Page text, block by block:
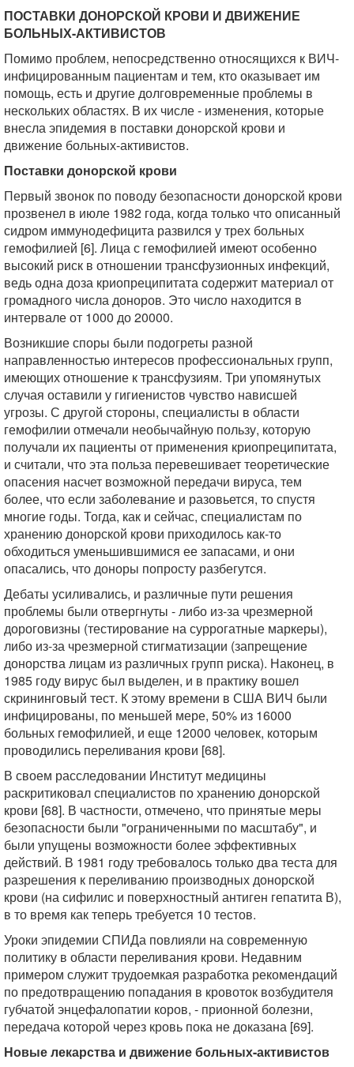
ПОСТАВКИ ДОНОРСКОЙ КРОВИ И ДВИЖЕНИЕ
БОЛЬНЫХ-АКТИВИСТОВ
Помимо проблем, непосредственно относящихся к ВИЧ-
инфицированным пациентам и тем, кто оказывает им
помощь, есть и другие долговременные проблемы в
нескольких областях. В их числе - изменения, которые
внесла эпидемия в поставки донорской крови и
движение больных-активистов.
Поставки донорской крови
Первый звонок по поводу безопасности донорской крови
прозвенел в июле 1982 года, когда только что описанный
сидром иммунодефицита развился у трех больных
гемофилией [6]. Лица с гемофилией имеют особенно
высокий риск в отношении трансфузионных инфекций,
ведь одна доза криопреципитата содержит материал от
громадного числа доноров. Это число находится в
интервале от 1000 до 20000.
Возникшие споры были подогреты разной
направленностью интересов профессиональных групп,
имеющих отношение к трансфузиям. Три упомянутых
случая оставили у гигиенистов чувство нависшей
угрозы. С другой стороны, специалисты в области
гемофилии отмечали необычайную пользу, которую
получали их пациенты от применения криопреципитата,
и считали, что эта польза перевешивает теоретические
опасения насчет возможной передачи вируса, тем
более, что если заболевание и разовьется, то спустя
многие годы. Тогда, как и сейчас, специалистам по
хранению донорской крови приходилось как-то
обходиться уменьшившимися ее запасами, и они
опасались, что доноры попросту разбегутся.
Дебаты усиливались, и различные пути решения
проблемы были отвергнуты - либо из-за чрезмерной
дороговизны (тестирование на суррогатные маркеры),
либо из-за чрезмерной стигматизации (запрещение
донорства лицам из различных групп риска). Наконец, в
1985 году вирус был выделен, и в практику вошел
скрининговый тест. К этому времени в США ВИЧ были
инфицированы, по меньшей мере, 50% из 16000
больных гемофилией, и еще 12000 человек, которым
проводились переливания крови [68].
В своем расследовании Институт медицины
раскритиковал специалистов по хранению донорской
крови [68]. В частности, отмечено, что принятые меры
безопасности были "ограниченными по масштабу", и
были упущены возможности более эффективных
действий. В 1981 году требовалось только два теста для
разрешения к переливанию производных донорской
крови (на сифилис и поверхностный антиген гепатита В),
в то время как теперь требуется 10 тестов.
Уроки эпидемии СПИДа повлияли на современную
политику в области переливания крови. Недавним
примером служит трудоемкая разработка рекомендаций
по предотвращению попадания в кровоток возбудителя
губчатой энцефалопатии коров, - прионной болезни,
передача которой через кровь пока не доказана [69].
Новые лекарства и движение больных-активистов